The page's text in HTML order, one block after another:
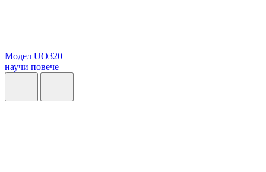
Модел UO320
научи повече